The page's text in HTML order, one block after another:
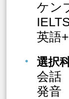
ケン
英語
選択
会話
発音